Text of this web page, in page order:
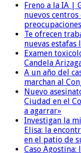
Freno a la IA |
nuevos
Te ofrecen
nuevas
Examen
Candela
A un año del
marchan al
Nuevo
Ciudad en el
a agarrar»
Investigan la
Elisa: la
en el patio de
Caso